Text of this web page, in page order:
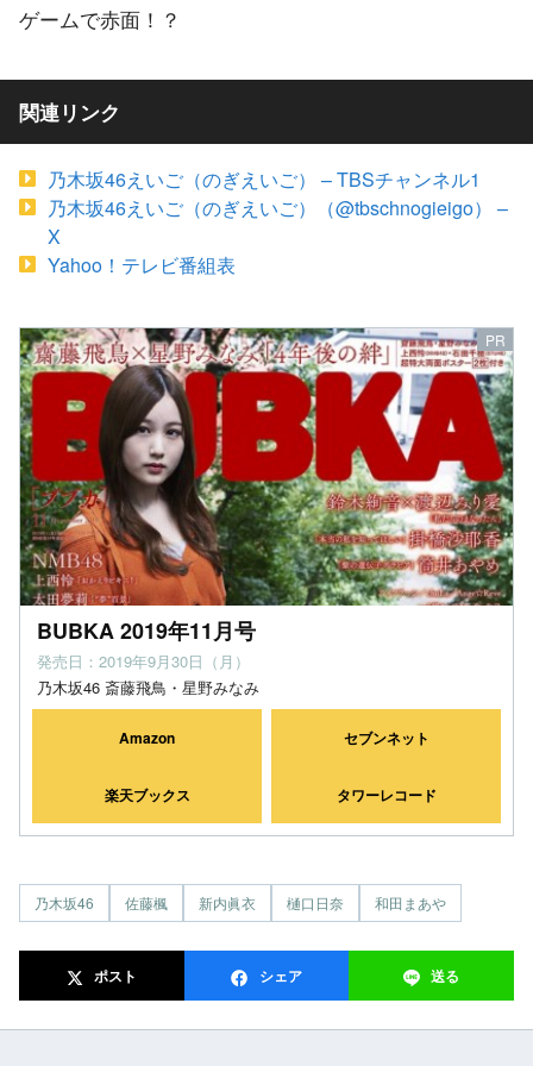
ゲームで赤面！？
関連リンク
乃木坂46えいご（のぎえいご） – TBSチャンネル1
乃木坂46えいご（のぎえいご）（@tbschnogieigo） –
X
Yahoo！テレビ番組表
BUBKA 2019年11月号
発売日：2019年9月30日（月）
乃木坂46 斎藤飛鳥・星野みなみ
Amazon セブンネット
楽天ブックス タワーレコード
乃木坂46 佐藤楓 新内眞衣 樋口日奈 和田まあや
ポスト シェア 送る